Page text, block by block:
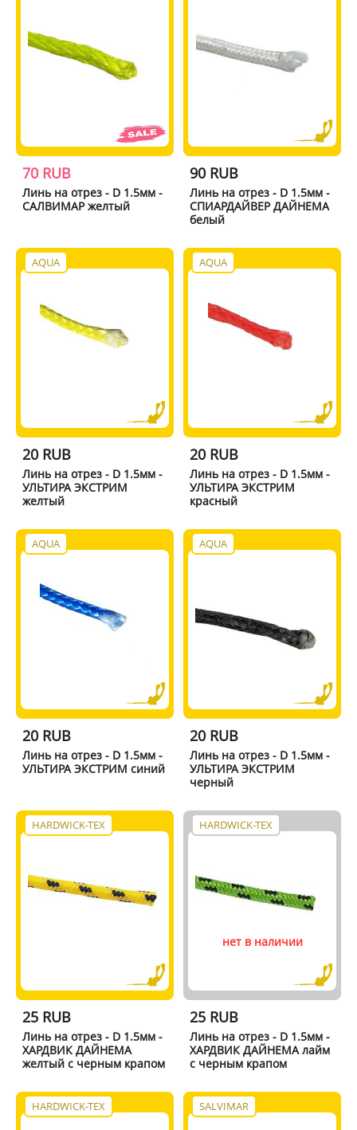
70 RUB
Линь на отрез - D 1.5мм -
САЛВИМАР желтый
90 RUB
Линь на отрез - D 1.5мм -
СПИАРДАЙВЕР ДАЙНЕМА
белый
AQUA
20 RUB
Линь на отрез - D 1.5мм -
УЛЬТИРА ЭКСТРИМ
желтый
AQUA
20 RUB
Линь на отрез - D 1.5мм -
УЛЬТИРА ЭКСТРИМ
красный
AQUA
20 RUB
Линь на отрез - D 1.5мм -
УЛЬТИРА ЭКСТРИМ синий
AQUA
20 RUB
Линь на отрез - D 1.5мм -
УЛЬТИРА ЭКСТРИМ
черный
HARDWICK-TEX
25 RUB
Линь на отрез - D 1.5мм -
ХАРДВИК ДАЙНЕМА
желтый с черным крапом
HARDWICK-TEX
нет в наличии
25 RUB
Линь на отрез - D 1.5мм -
ХАРДВИК ДАЙНЕМА лайм
с черным крапом
HARDWICK-TEX SALVIMAR